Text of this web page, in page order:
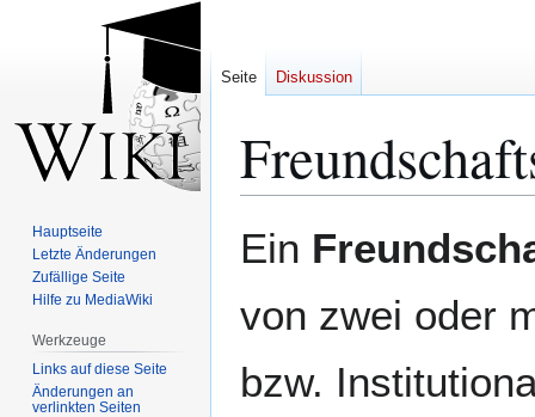
Navigation
Suche
Ein
von zwei oder
bzw.
Seite Diskussion
Hauptseite
Letzte Änderungen
Zufällige Seite
Hilfe zu MediaWiki
Werkzeuge
Links auf diese Seite
Änderungen an
verlinkten Seiten